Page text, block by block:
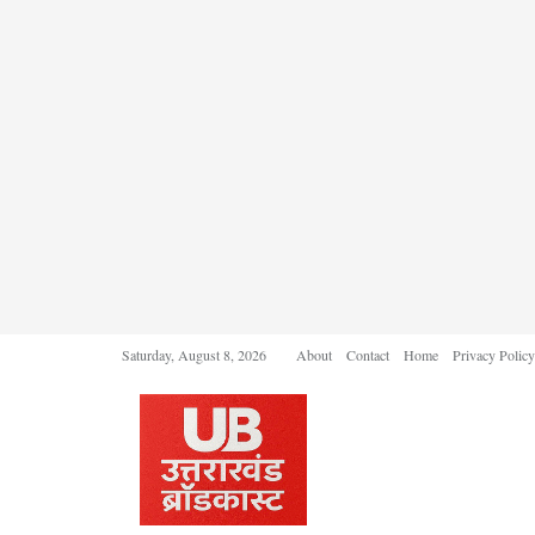
Saturday, August 8, 2026 About Contact Home Privacy Policy